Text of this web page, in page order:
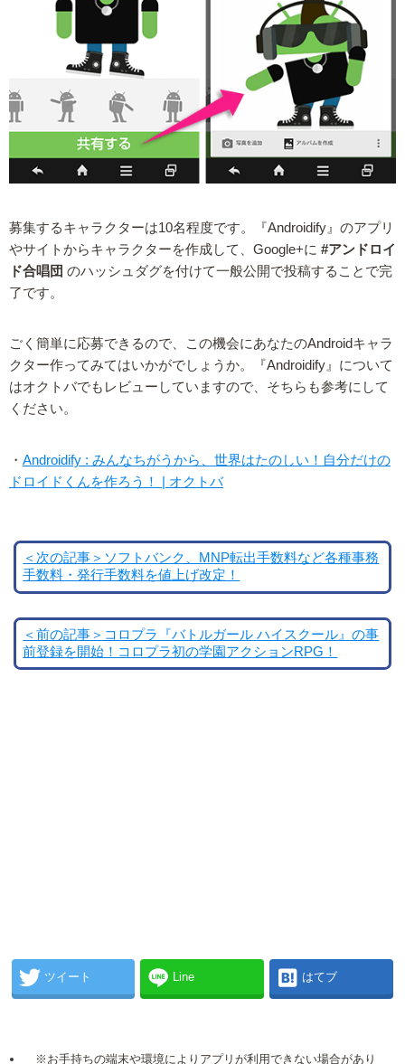
募集するキャラクターは10名程度です。『Androidify』のアプリ
やサイトからキャラクターを作成して、Google+に #アンドロイ
ド合唱団 のハッシュダグを付けて一般公開で投稿することで完
了です。
ごく簡単に応募できるので、この機会にあなたのAndroidキャラ
クター作ってみてはいかがでしょうか。『Androidify』について
はオクトバでもレビューしていますので、そちらも参考にして
ください。
・ Androidify : みんなちがうから、世界はたのしい！自分だけの
ドロイドくんを作ろう！ | オクトバ
＜次の記事＞ソフトバンク、MNP転出手数料など各種事務
手数料・発行手数料を値上げ改定！
＜前の記事＞コロプラ『バトルガール ハイスクール』の事
前登録を開始！コロプラ初の学園アクションRPG！
ツイート Line はてブ
※お手持ちの端末や環境によりアプリが利用できない場合があり